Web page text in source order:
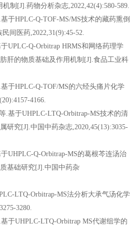
制[J].药物分析杂志,2022,42(4):580-589.
于HPLC-Q-TOF-MS/MS技术的藏药熏倒
间医药,2022,31(9):45-52.
UPLC-Q-Orbitrap HRMS和网络药理学
肝的物质基础及作用机制[J].食品工业科
于HPLC-Q-TOF/MS的六经头痛片化学
4166.
.基于UHPLC-LTQ-Orbitrap-MS技术的清
研究[J].中国中药杂志,2020,45(13):3035-
UHPLC-Q-Orbitrap-MS的葛根芩连汤治
基础研究[J].中国中药杂
LTQ-Orbitrap-MS法分析大承气汤化学
3280.
于UHPLC-LTQ-Orbitrap MS代谢组学的